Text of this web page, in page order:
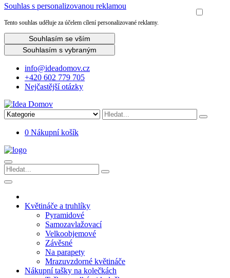
Souhlas s personalizovanou reklamou
Tento souhlas uděluje za účelem cílení personalizované reklamy.
Souhlasím se vším
Souhlasím s vybraným
info@ideadomov.cz
+420 602 779 705
Nejčastější otázky
0 Nákupní košík
Květináče a truhlíky
Pyramidové
Samozavlažovací
Velkoobjemové
Závěsné
Na parapety
Mrazuvzdorné květináče
Nákupní tašky na kolečkách